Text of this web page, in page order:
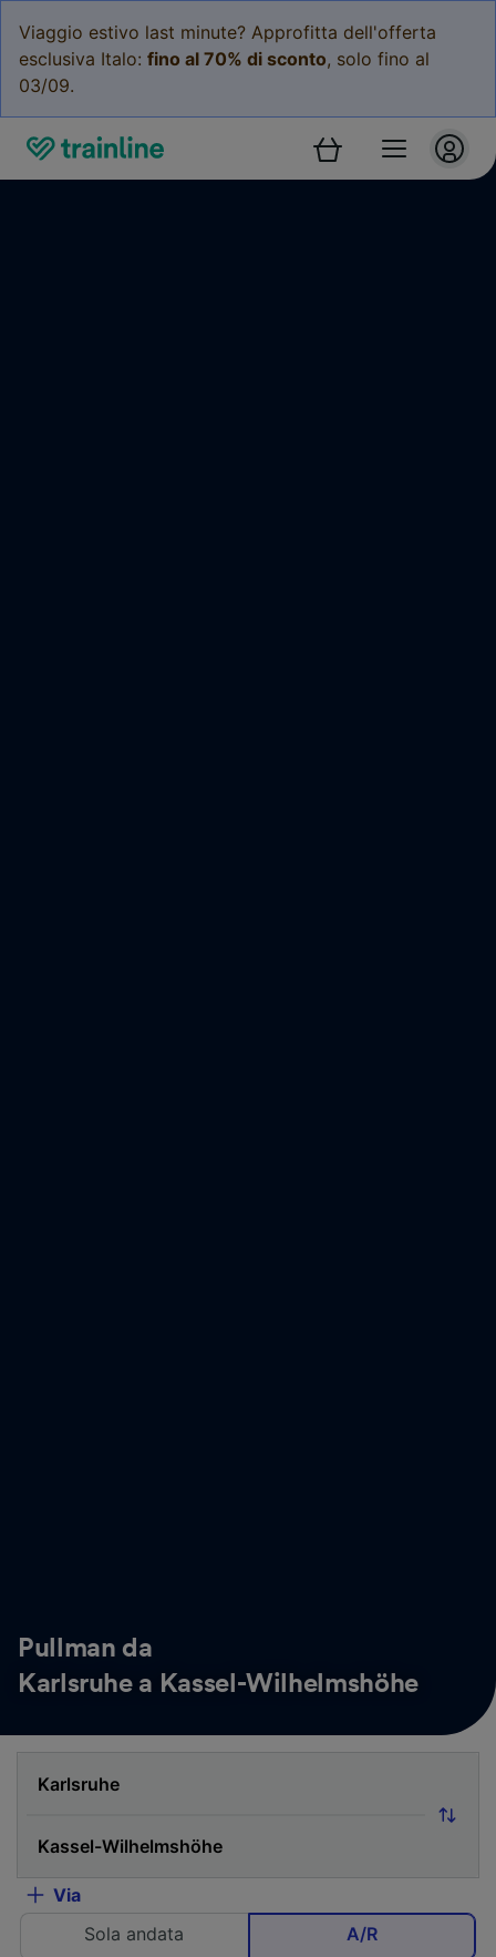
Viaggio estivo last minute? Approfitta dell'offerta
esclusiva Italo: fino al 70% di sconto, solo fino al
03/09.
Pullman da
Karlsruhe a Kassel-Wilhelmshöhe
Via
Sola andata
A/R